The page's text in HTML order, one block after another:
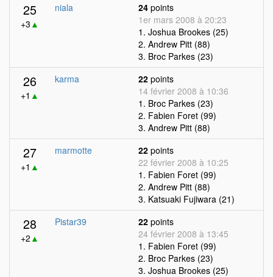
25
+3 ▲
niala 24 points
1er mars 2008 à 20:23
1. Joshua Brookes (25)
2. Andrew Pitt (88)
3. Broc Parkes (23)
26
+1 ▲
karma 22 points
14 février 2008 à 10:36
1. Broc Parkes (23)
2. Fabien Foret (99)
3. Andrew Pitt (88)
27
+1 ▲
marmotte 22 points
22 février 2008 à 10:25
1. Fabien Foret (99)
2. Andrew Pitt (88)
3. Katsuaki Fujiwara (21)
28
+2 ▲
Pistar39 22 points
24 février 2008 à 13:45
1. Fabien Foret (99)
2. Broc Parkes (23)
3. Joshua Brookes (25)